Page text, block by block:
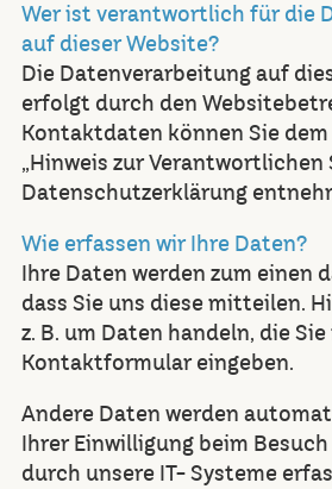
Wer ist verantwortlich für die
auf dieser Website?
Die Datenverarbeitung auf
erfolgt durch den
Kontaktdaten können Sie
„Hinweis zur Verantwortlichen
Datenschutzerklärung
Wie erfassen wir Ihre Daten?
Ihre Daten werden zum einen
dass Sie uns diese mitteilen.
z. B. um Daten handeln, die Sie
Kontaktformular eingeben.
Andere Daten werden
Ihrer Einwilligung beim
durch unsere IT- Systeme